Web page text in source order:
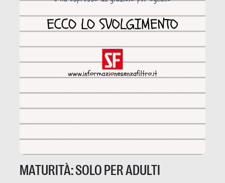
MATURITÀ: SOLO PER ADULTI